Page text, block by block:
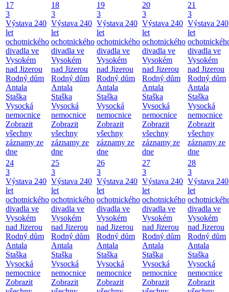
17
3
Výstava 240
let
ochotnického
divadla ve
Vysokém
nad Jizerou
Rodný dům
Antala
Staška
Vysocká
nemocnice
Zobrazit
všechny
záznamy ze
dne
18
3
Výstava 240
let
ochotnického
divadla ve
Vysokém
nad Jizerou
Rodný dům
Antala
Staška
Vysocká
nemocnice
Zobrazit
všechny
záznamy ze
dne
19
3
Výstava 240
let
ochotnického
divadla ve
Vysokém
nad Jizerou
Rodný dům
Antala
Staška
Vysocká
nemocnice
Zobrazit
všechny
záznamy ze
dne
20
3
Výstava 240
let
ochotnického
divadla ve
Vysokém
nad Jizerou
Rodný dům
Antala
Staška
Vysocká
nemocnice
Zobrazit
všechny
záznamy ze
dne
21
3
Výstava 240
let
divadla ve
Vysokém
nad Jizerou
Rodný dům
Antala
Staška
Vysocká
nemocnice
Zobrazit
všechny
záznamy ze
dne
24
3
Výstava 240
let
ochotnického
divadla ve
Vysokém
nad Jizerou
Rodný dům
Antala
Staška
Vysocká
nemocnice
Zobrazit
25
3
Výstava 240
let
ochotnického
divadla ve
Vysokém
nad Jizerou
Rodný dům
Antala
Staška
Vysocká
nemocnice
Zobrazit
26
3
Výstava 240
let
ochotnického
divadla ve
Vysokém
nad Jizerou
Rodný dům
Antala
Staška
Vysocká
nemocnice
Zobrazit
27
3
Výstava 240
let
ochotnického
divadla ve
Vysokém
nad Jizerou
Rodný dům
Antala
Staška
Vysocká
nemocnice
Zobrazit
28
3
Výstava 240
let
divadla ve
Vysokém
nad Jizerou
Rodný dům
Antala
Staška
Vysocká
nemocnice
Zobrazit